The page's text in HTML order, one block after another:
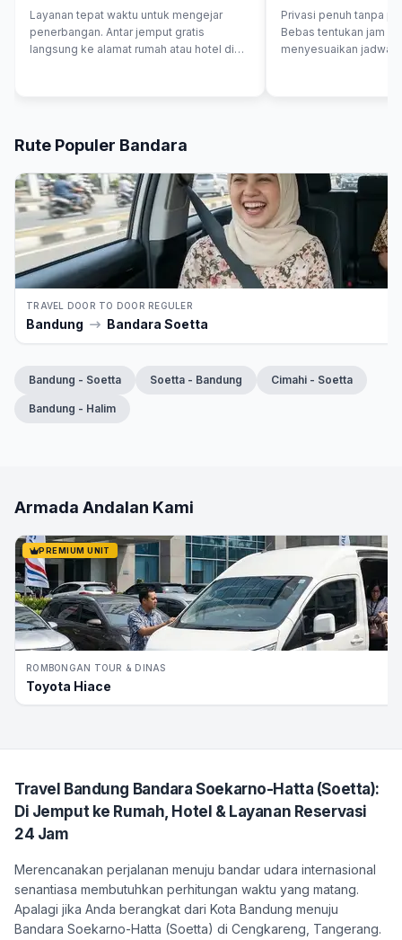
Layanan tepat waktu untuk mengejar
penerbangan. Antar jemput gratis
langsung ke alamat rumah atau hotel di
Privasi penuh tanpa
Bebas tentukan jam
menyesuaikan jadwal
Rute Populer Bandara
TRAVEL DOOR TO DOOR REGULER
Bandung Bandara Soetta
Bandung - Soetta Soetta - Bandung Cimahi - Soetta
Bandung - Halim
Armada Andalan Kami
PREMIUM UNIT
ROMBONGAN TOUR & DINAS
Toyota Hiace
Travel Bandung Bandara Soekarno-Hatta (Soetta):
Di Jemput ke Rumah, Hotel & Layanan Reservasi
24 Jam
Merencanakan perjalanan menuju bandar udara internasional
senantiasa membutuhkan perhitungan waktu yang matang.
Apalagi jika Anda berangkat dari Kota Bandung menuju
Bandara Soekarno-Hatta (Soetta) di Cengkareng, Tangerang.